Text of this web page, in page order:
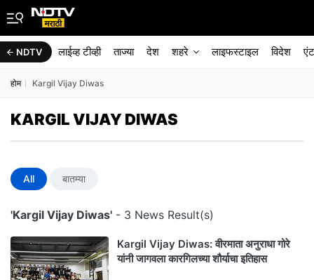
NDTV लाईव्ह टीव्ही ताज्या देश शहरे लाइफस्टाइल विदेश
होम Kargil Vijay Diwas
KARGIL VIJAY DIWAS
All बातम्या
'Kargil Vijay Diwas' - 3 News Result(s)
Kargil Vijay Diwas: वीरमाता अनुराधा गोरे
यांनी जागवला कारगिलच्या शौर्याचा इतिहास